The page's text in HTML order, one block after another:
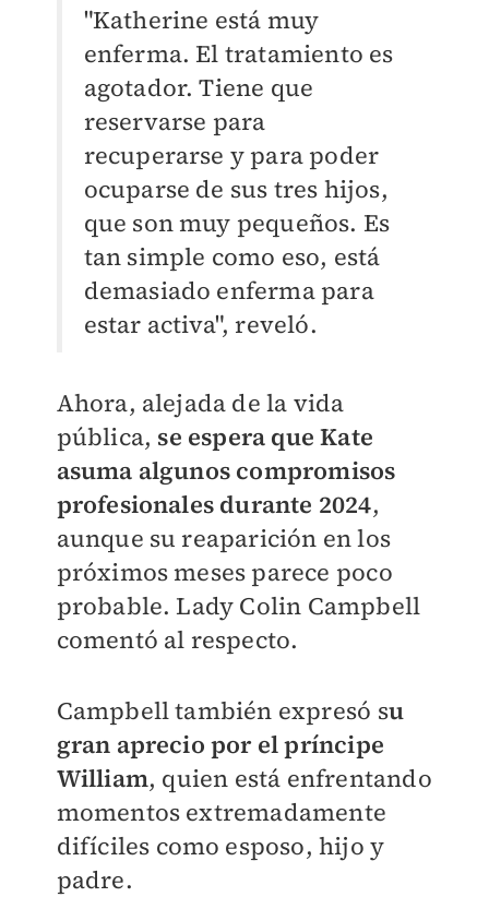
"Katherine está muy
enferma. El tratamiento es
agotador. Tiene que
reservarse para
recuperarse y para poder
ocuparse de sus tres hijos,
que son muy pequeños. Es
tan simple como eso, está
demasiado enferma para
estar activa", reveló.
Ahora, alejada de la vida
pública, se espera que Kate
asuma algunos compromisos
profesionales durante 2024,
aunque su reaparición en los
próximos meses parece poco
probable. Lady Colin Campbell
comentó al respecto.
Campbell también expresó su
gran aprecio por el príncipe
William, quien está enfrentando
momentos extremadamente
difíciles como esposo, hijo y
padre.